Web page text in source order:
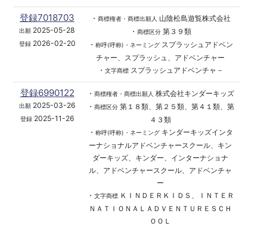
登録7018703
出願 2025-05-28
登録2026-02-20
・ 商標権者・商標出願人
山陰松島遊覧株式会社
・ 商標区分第３９類
・ 称呼(呼称)・ネーミングスプラッシュアドベン
チャー、スプラッシュ、アドベンチャー
・ 文字商標スプラッシュアドベンチャ－
登録6990122
出願2025-03-26
登録2025-11-26
・ 商標権者・商標出願人 株式会社キンダーキッズ
・ 商標区分第１８類、第２５類、第４１類、第
４３類
・ 称呼(呼称)・ネーミングキンダーキッズインタ
ーナショナルアドベンチャースクール、キン
ダーキッズ、キンダー、インターナショナ
ル、アドベンチャースクール、アドベンチャ
ー
・ 文字商標ＫＩＮＤＥＲＫＩＤＳ、ＩＮＴＥＲ
ＮＡＴＩＯＮＡＬＡＤＶＥＮＴＵＲＥＳＣＨ
ＯＯＬ